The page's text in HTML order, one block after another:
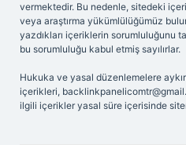
vermektedir. Bu nedenle, sitedeki
veya araştırma yükümlülüğümüz
yazdıkları içeriklerin sorumluluğunu
bu sorumluluğu kabul etmiş sayılırlar.
Hukuka ve yasal düzenlemelere
içerikleri,
ilgili içerikler yasal süre içerisinde